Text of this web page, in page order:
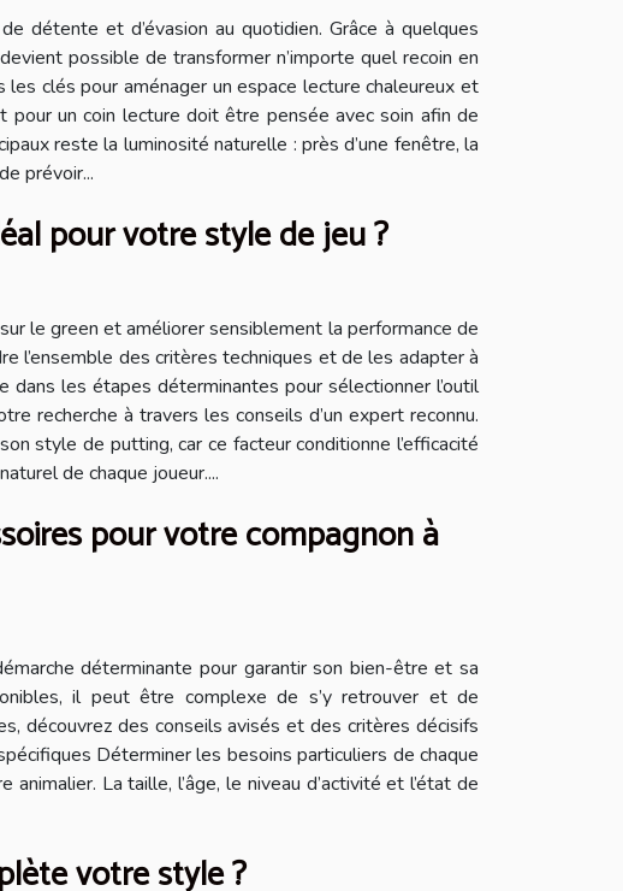
détente et d’évasion au quotidien. Grâce à quelques
possible de transformer n’importe quel recoin en
clés pour aménager un espace lecture chaleureux et
pour un coin lecture doit être pensée avec soin afin de
reste la luminosité naturelle : près d’une fenêtre, la
prévoir...
pour votre style de jeu ?
le green et améliorer sensiblement la performance de
l’ensemble des critères techniques et de les adapter à
les étapes déterminantes pour sélectionner l’outil
recherche à travers les conseils d’un expert reconnu.
style de putting, car ce facteur conditionne l’efficacité
de chaque joueur....
pour votre compagnon à
déterminante pour garantir son bien-être et sa
il peut être complexe de s’y retrouver et de
découvrez des conseils avisés et des critères décisifs
Déterminer les besoins particuliers de chaque
La taille, l’âge, le niveau d’activité et l’état de
votre style ?